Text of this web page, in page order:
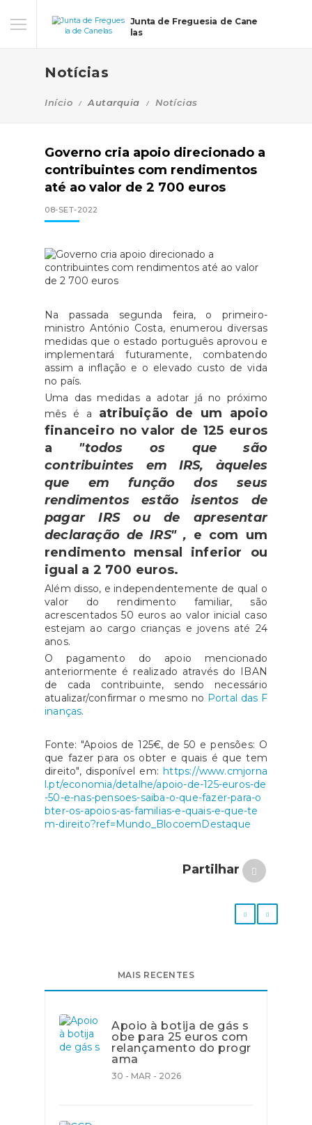
Junta de Freguesia de Cane
las
Notícias
Início Autarquia Notícias
Governo cria apoio direcionado a
contribuintes com rendimentos
até ao valor de 2 700 euros
08-SET-2022
Na passada segunda feira, o primeiro-
ministro António Costa, enumerou diversas
medidas que o estado português aprovou e
implementará futuramente, combatendo
assim a inflação e o elevado custo de vida
no país.
Uma das medidas a adotar já no próximo
mês é a atribuição de um apoio
financeiro no valor de 125 euros
a "todos os que são
contribuintes em IRS, àqueles
que em função dos seus
rendimentos estão isentos de
pagar IRS ou de apresentar
declaração de IRS" , e com um
rendimento mensal inferior ou
igual a 2 700 euros.
Além disso, e independentemente de qual o
valor do rendimento familiar, são
acrescentados 50 euros ao valor inicial caso
estejam ao cargo crianças e jovens até 24
anos.
O pagamento do apoio mencionado
anteriormente é realizado através do IBAN
de cada contribuinte, sendo necessário
atualizar/confirmar o mesmo no Portal das F
inanças.
Fonte: "Apoios de 125€, de 50 e pensões: O
que fazer para os obter e quais é que tem
direito", disponível em:https://www.cmjorna
l.pt/economia/detalhe/apoio-de-125-euros-de
-50-e-nas-pensoes-saiba-o-que-fazer-para-o
bter-os-apoios-as-familias-e-quais-e-que-te
m-direito?ref=Mundo_BlocoemDestaque
Partilhar
MAIS RECENTES
Apoio à botija de gás s
obe para 25 euros com
relançamento do progr
ama
30 - MAR - 2026